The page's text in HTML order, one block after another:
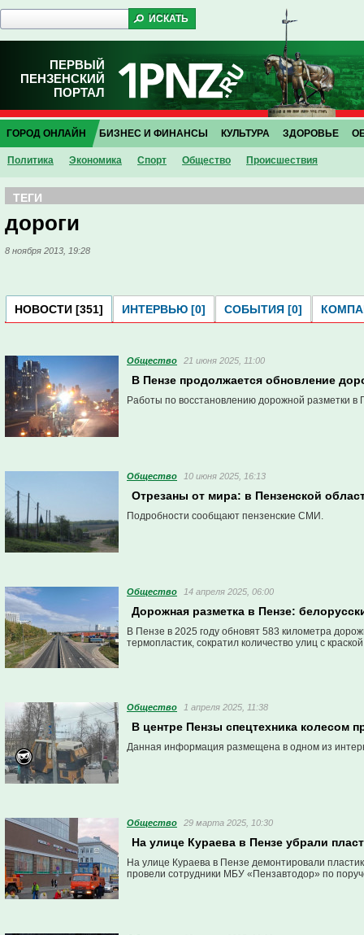
ПЕРВЫЙ
ПЕНЗЕНСКИЙ
ПОРТАЛ
ГОРОД ОНЛАЙН
Политика Экономика Спорт Общество Проиcшествия
БИЗНЕС И ФИНАНСЫ КУЛЬТУРА ЗДОРОВЬЕ
ТЕГИ
дороги
8 ноября 2013, 19:28
НОВОСТИ [351] ИНТЕРВЬЮ [0] СОБЫТИЯ [0]
Общество 21 июня 2025, 11:00
В Пензе продолжается обновление
Работы по восстановлению дорожной разметки в
Общество 10 июня 2025, 16:13
Отрезаны от мира: в Пензенской
Подробности сообщают пензенские СМИ.
Общество 14 апреля 2025, 06:00
Дорожная разметка в Пензе:
В Пензе в 2025 году обновят 583 километра
термопластик, сократил количество улиц с
Общество 1 апреля 2025, 11:38
В центре Пензы спецтехника колесом
Данная информация размещена в одном из
Общество 29 марта 2025, 10:30
На улице Кураева в Пензе убрали
На улице Кураева в Пензе демонтировали
провели сотрудники МБУ «Пензавтодор» по